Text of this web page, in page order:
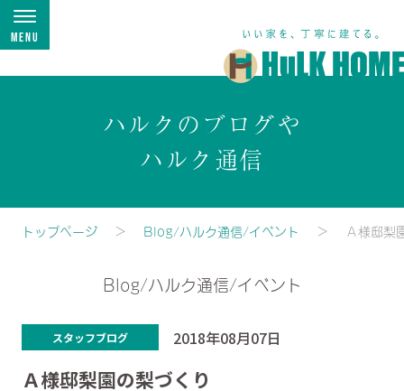
Menu
ハルクのブログや
ハルク通信
トップページ Blog/ハルク通信/イベント Ａ様邸梨
Blog/ハルク通信/イベント
スタッフブログ 2018年08月07日
Ａ様邸梨園の梨づくり